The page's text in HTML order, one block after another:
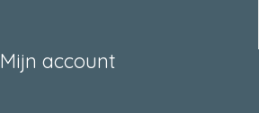
Mijn account